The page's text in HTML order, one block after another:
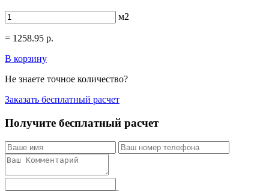
м2
= 1258.95 р.
В корзину
Не знаете точное количество?
Заказать бесплатный расчет
Получите бесплатный расчет